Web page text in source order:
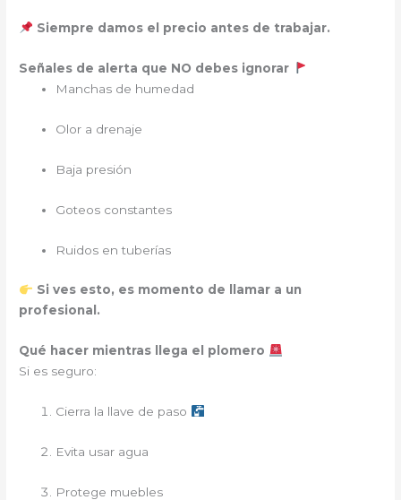
Siempre damos el precio antes de trabajar.
Señales de alerta que NO debes ignorar
Manchas de humedad
Olor a drenaje
Baja presión
Goteos constantes
Ruidos en tuberías
Si ves esto, es momento de llamar a un
profesional.
Qué hacer mientras llega el plomero
Si es seguro:
Cierra la llave de paso
Evita usar agua
Protege muebles